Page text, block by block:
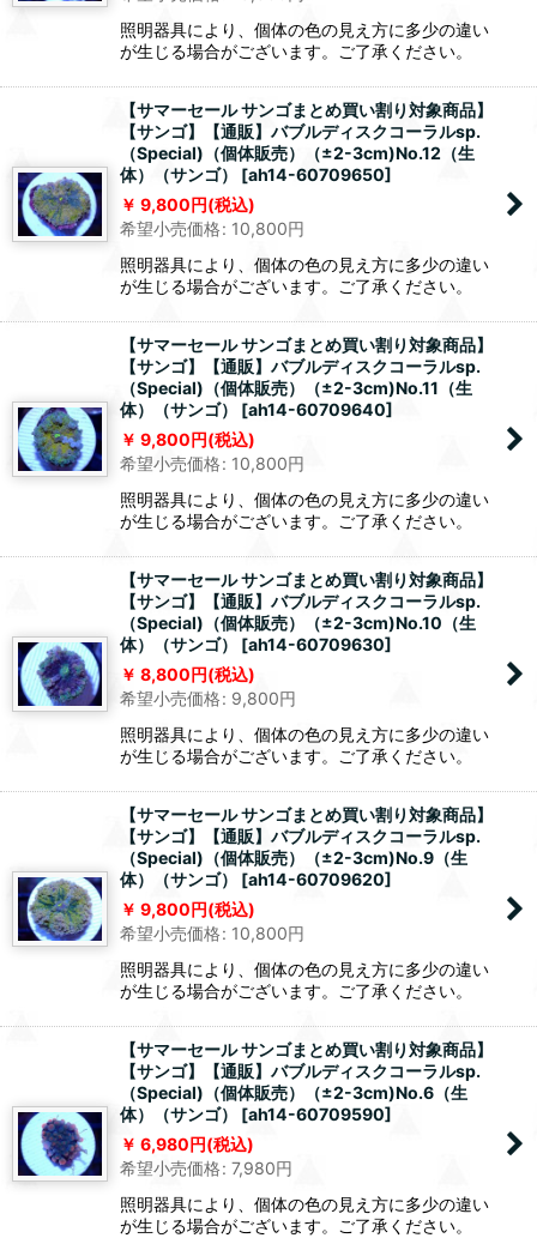
照明器具により、個体の色の見え方に多少の違い
が生じる場合がございます。ご了承ください。
【サマーセール サンゴまとめ買い割り対象商品】
【サンゴ】【通販】バブルディスクコーラルsp.
（Special)（個体販売）（±2-3cm)No.12（生
体）（サンゴ）
[ah14-60709650]
9,800円(税込)
希望小売価格: 10,800円
照明器具により、個体の色の見え方に多少の違い
が生じる場合がございます。ご了承ください。
【サマーセール サンゴまとめ買い割り対象商品】
【サンゴ】【通販】バブルディスクコーラルsp.
（Special)（個体販売）（±2-3cm)No.11（生
体）（サンゴ）
[ah14-60709640]
9,800円(税込)
希望小売価格: 10,800円
照明器具により、個体の色の見え方に多少の違い
が生じる場合がございます。ご了承ください。
【サマーセール サンゴまとめ買い割り対象商品】
【サンゴ】【通販】バブルディスクコーラルsp.
（Special)（個体販売）（±2-3cm)No.10（生
体）（サンゴ）
[ah14-60709630]
8,800円(税込)
希望小売価格: 9,800円
照明器具により、個体の色の見え方に多少の違い
が生じる場合がございます。ご了承ください。
【サマーセール サンゴまとめ買い割り対象商品】
【サンゴ】【通販】バブルディスクコーラルsp.
（Special)（個体販売）（±2-3cm)No.9（生
体）（サンゴ）
[ah14-60709620]
9,800円(税込)
希望小売価格: 10,800円
照明器具により、個体の色の見え方に多少の違い
が生じる場合がございます。ご了承ください。
【サマーセール サンゴまとめ買い割り対象商品】
【サンゴ】【通販】バブルディスクコーラルsp.
（Special)（個体販売）（±2-3cm)No.6（生
体）（サンゴ）
[ah14-60709590]
6,980円(税込)
希望小売価格: 7,980円
照明器具により、個体の色の見え方に多少の違い
が生じる場合がございます。ご了承ください。